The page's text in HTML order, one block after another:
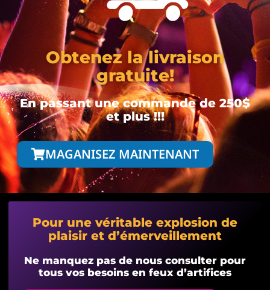
Obtenez la livraison
gratuite!
En passant une commande de 250$
et plus !!!
MAGANISEZ MAINTENANT
Pour une véritable explosion de
plaisir et d’émerveillement
Ne manquez pas de nous consulter pour
tous vos besoins en feux d’artifices